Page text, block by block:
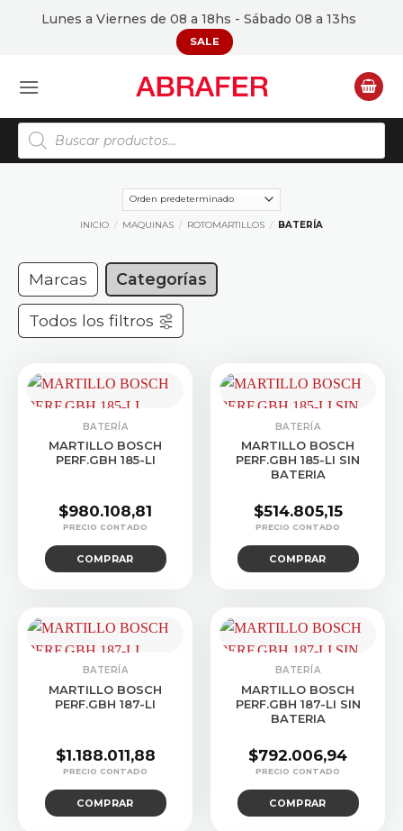
Lunes a Viernes de 08 a 18hs - Sábado 08 a 13hs
SALE
Búsqueda
de
productos
INICIO / MAQUINAS / ROTOMARTILLOS / BATERÍA
Marcas Categorías
Todos los filtros
BATERÍA
MARTILLO BOSCH
PERF.GBH 185-LI
$980.108,81
COMPRAR
BATERÍA
MARTILLO BOSCH
PERF.GBH 185-LI SIN
BATERIA
$514.805,15
COMPRAR
BATERÍA
MARTILLO BOSCH
PERF.GBH 187-LI
$1.188.011,88
COMPRAR
BATERÍA
MARTILLO BOSCH
PERF.GBH 187-LI SIN
BATERIA
$792.006,94
COMPRAR